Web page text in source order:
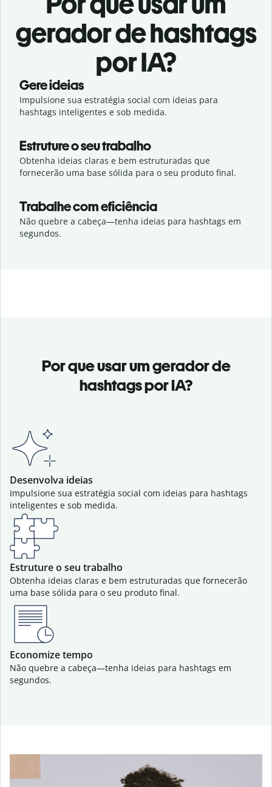
gerador de hashtags
por IA?
Gere ideias
Impulsione sua estratégia social com ideias para
hashtags inteligentes e sob medida.
Estruture o seu trabalho
Obtenha ideias claras e bem estruturadas que
fornecerão uma base sólida para o seu produto final.
Trabalhe com eficiência
Não quebre a cabeça—tenha ideias para hashtags em
segundos.
Por que usar um gerador de
hashtags por IA?
Desenvolva ideias
Impulsione sua estratégia social com ideias para hashtags
inteligentes e sob medida.
Estruture o seu trabalho
Obtenha ideias claras e bem estruturadas que fornecerão
uma base sólida para o seu produto final.
Economize tempo
Não quebre a cabeça—tenha ideias para hashtags em
segundos.